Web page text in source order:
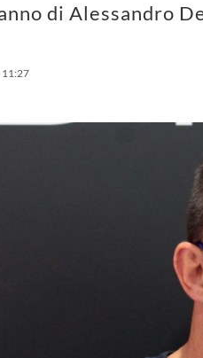
di Alessandro
11:27